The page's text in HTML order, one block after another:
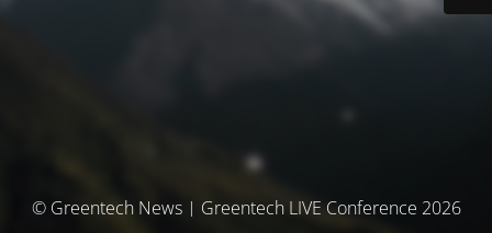
© Greentech News | Greentech LIVE Conference 2026